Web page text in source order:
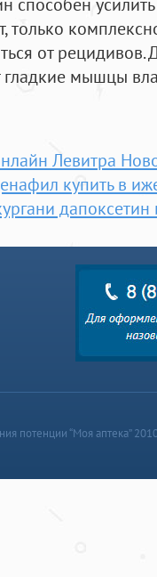
только
от
гладкие мышцы
Левитра
купить в
дапоксетин
потенции “Моя аптека”